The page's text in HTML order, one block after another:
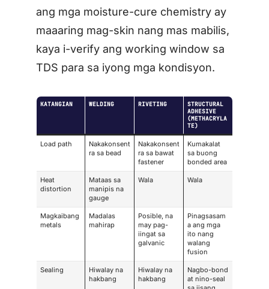
ang mga moisture-cure chemistry ay
maaaring mag-skin nang mas mabilis,
kaya i-verify ang working window sa
TDS para sa iyong mga kondisyon.
KATANGIAN WELDING RIVETING
STRUCTURAL
ADHESIVE
(METHACRYLA
TE)
Load path
Nakakonsent
ra sa bead
Nakakonsent
ra sa bawat
fastener
Kumakalat
sa buong
bonded area
Heat
distortion
Mataas sa
manipis na
gauge
Wala Wala
Magkaibang
metals
Madalas
mahirap
Posible, na
may pag-
iingat sa
galvanic
Pinagsasam
a ang mga
ito nang
walang
fusion
Sealing
Hiwalay na
hakbang
Hiwalay na
hakbang
Nagbo-bond
at nino-seal